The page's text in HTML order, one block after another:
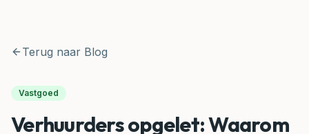
MEER
Waarom LawBase?
Prijzen
Terug naar Blog
Vastgoed
Verhuurders opgelet: Waarom